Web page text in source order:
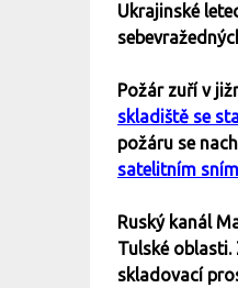
Ukrajinské
Požár zuří v
skladiště se
požáru se
satelitním
Ruský kanál
Tulské oblasti.
skladovací